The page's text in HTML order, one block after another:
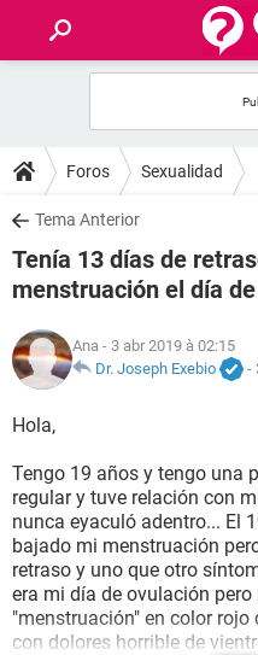
FORUMS
SALUD
FAMILIA
NUTRICIÓN
SEXUALIDAD
GLOSARIO
Foros Sexualidad
Tema Anterior
Tenía 13 días de
menstruación el día
Ana - 3 abr 2019 à 02:15
Dr. Joseph Exebio
-
Hola,
Tengo 19 años y tengo una
regular y tuve relación con
nunca eyaculó adentro... El
bajado mi menstruación
retraso y uno que otro
era mi día de ovulación
"menstruación" en color
con dolores horrible de